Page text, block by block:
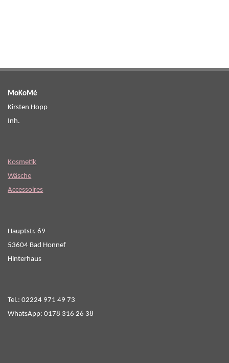
MoKoMé
Kirsten Hopp
Inh.
Kosmetik
Wäsche
Accessoires
Hauptstr. 69
53604 Bad Honnef
Hinterhaus
Tel.: 02224 971 49 73
WhatsApp: 0178 316 26 38